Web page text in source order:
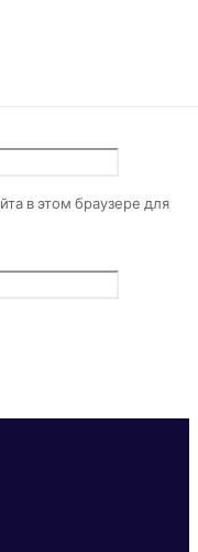
в этом браузере для